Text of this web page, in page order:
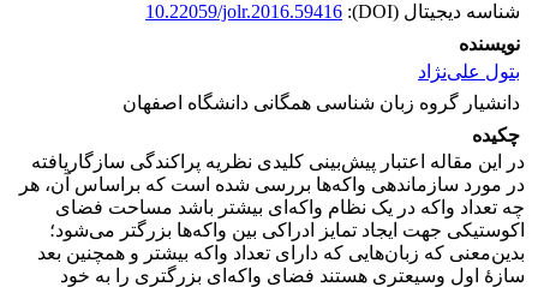
شناسه دیجیتال (DOI):
10.22059/jolr.2016.59416
نویسنده
بتول علی‌نژاد
دانشیار گروه زبان شناسی همگانی دانشگاه اصفهان
چکیده
در این مقاله اعتبار پیش‌بینی کلیدی نظریه پراکندگی سازگاریافته
در مورد سازماندهی واکه‌ها بررسی شده است که براساس آن، هر
چه تعداد واکه در یک نظام واکه‌ای بیشتر باشد مساحت فضای
اکوستیکی جهت ایجاد تمایز ادراکی بین واکه‌ها بزرگتر می‌شود؛
بدین‌معنی که زبان‌هایی که دارای تعداد واکه‌ بیشتر و همچنین بعد
سازۀ اول وسیعتری هستند فضای واکه‌ای بزرگتری را به خود